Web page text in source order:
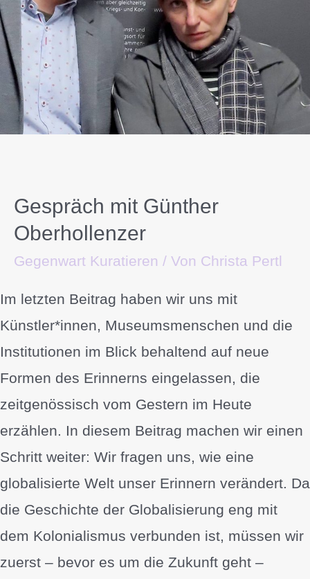
Gespräch mit Günther
Oberhollenzer
Gegenwart Kuratieren / Von Christa Pertl
Im letzten Beitrag haben wir uns mit
Künstler*innen, Museumsmenschen und die
Institutionen im Blick behaltend auf neue
Formen des Erinnerns eingelassen, die
zeitgenössisch vom Gestern im Heute
erzählen. In diesem Beitrag machen wir einen
Schritt weiter: Wir fragen uns, wie eine
globalisierte Welt unser Erinnern verändert. Da
die Geschichte der Globalisierung eng mit
dem Kolonialismus verbunden ist, müssen wir
zuerst – bevor es um die Zukunft geht –